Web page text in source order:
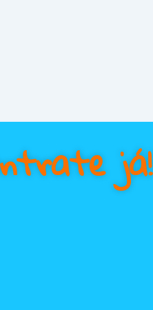
já!